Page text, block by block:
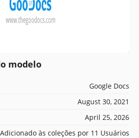
modelo
Google Docs
August 30, 2021
April 25, 2026
Adicionado às coleções por 11 Usuários